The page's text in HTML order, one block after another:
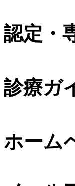
情
認定・
情
診療ガ
な
ホーム